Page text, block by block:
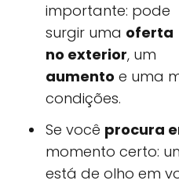
importante: pode
surgir uma oferta
no exterior, um
aumento e uma
condições.
Se você procura
momento certo:
está de olho em